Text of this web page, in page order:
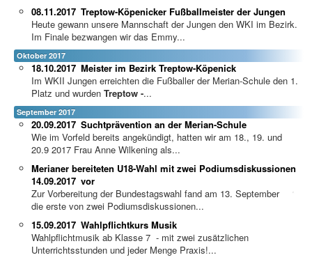
Treptow-Köpenicker Fußballmeister der Jungen
08.11.2017
Heute gewann unsere Mannschaft der Jungen den WKI im Bezirk.
Im Finale bezwangen wir das Emmy...
Oktober 2017
Meister im Bezirk Treptow-Köpenick
18.10.2017
Im WKII Jungen erreichten die Fußballer der Merian-Schule den 1.
Platz und wurden Treptow -...
September 2017
Suchtprävention an der Merian-Schule
20.09.2017
Wie im Vorfeld bereits angekündigt, hatten wir am 18., 19. und
20.9 2017 Frau Anne Wilkening als...
Merianer bereiteten U18-Wahl mit zwei Podiumsdiskussionen
vor
14.09.2017
Zur Vorbereitung der Bundestagswahl fand am 13. September
die erste von zwei Podiumsdiskussionen...
Wahlpflichtkurs Musik
15.09.2017
Wahlpflichtmusik ab Klasse 7 - mit zwei zusätzlichen
Unterrichtsstunden und jeder Menge Praxis!...